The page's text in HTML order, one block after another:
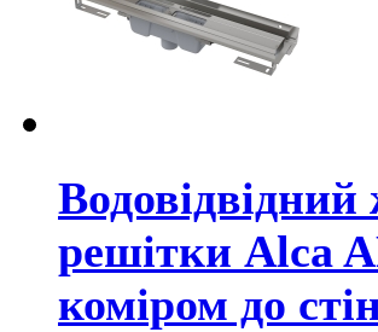
решітки Alca
коміром до